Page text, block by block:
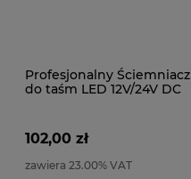
Profesjonalny Ściemniacz
do taśm LED 12V/24V DC
102,00 zł
zawiera 23.00% VAT